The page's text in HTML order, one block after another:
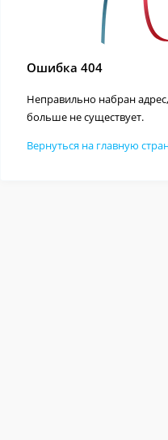
Ошибка 404
Неправильно набран
больше не существует.
Вернуться на главную